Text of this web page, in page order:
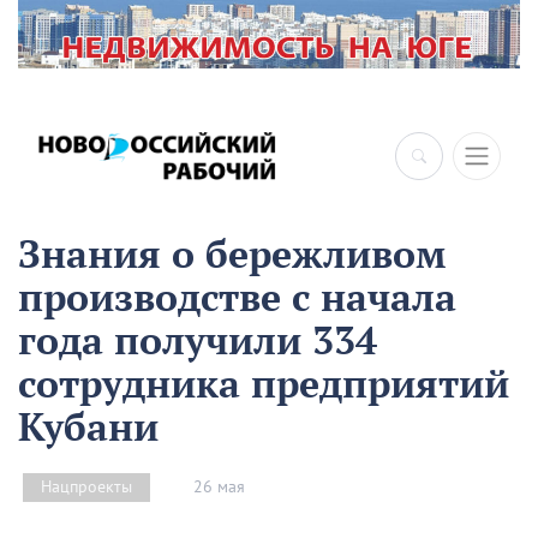
×
Знания о бережливом
производстве с начала
года получили 334
сотрудника предприятий
Кубани
Нацпроекты 26 мая